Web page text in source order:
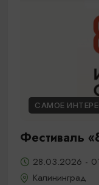
САМОЕ
Фестиваль
28.03.2026 -
Калининград